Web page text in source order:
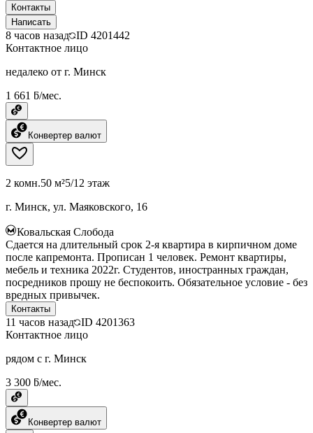
Контакты
Написать
8 часов назад ID 4201442
Контактное лицо
недалеко от г. Минск
1 661 ƃ/мес.
Конвертер валют
2 комн.50 м²5/12 этаж
г. Минск, ул. Маяковского, 16
Ковальская Слобода
Сдается на длительный срок 2-я квартира в кирпичном доме
после капремонта. Прописан 1 человек. Ремонт квартиры,
мебель и техника 2022г. Студентов, иностранных граждан,
посредников прошу не беспокоить. Обязательное условие - без
вредных привычек.
Контакты
11 часов назад ID 4201363
Контактное лицо
рядом с г. Минск
3 300 ƃ/мес.
Конвертер валют